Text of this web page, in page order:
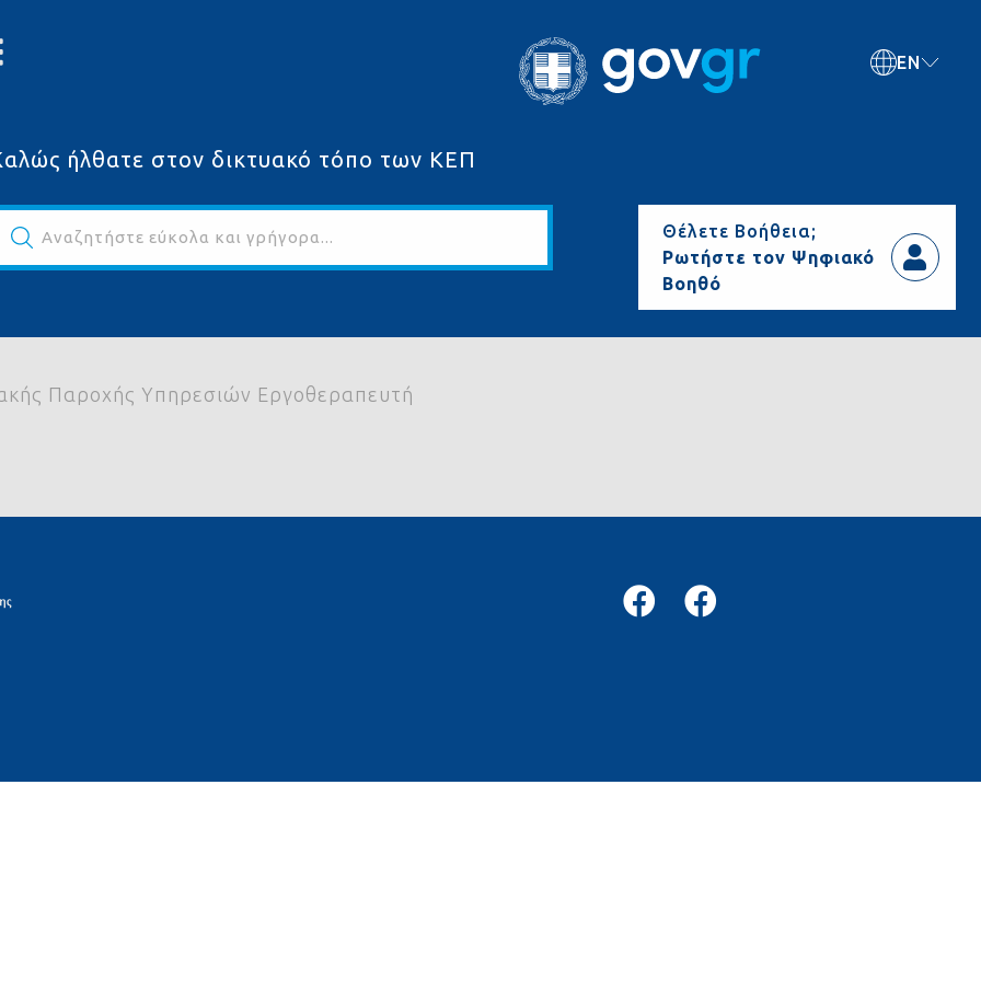
ήλθατε στον δικτυακό τόπο των ΚΕΠ
Αναζητήστε εύκολα και γρήγορα...
EN
Θέλετε Βοήθεια;
Ρωτήστε τον Ψηφιακό
Βοηθό
Παροχής Υπηρεσιών Εργοθεραπευτή